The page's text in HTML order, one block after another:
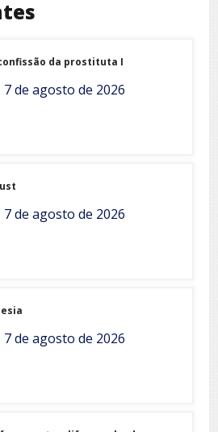
da prostituta I
7 de agosto de 2026
7 de agosto de 2026
7 de agosto de 2026